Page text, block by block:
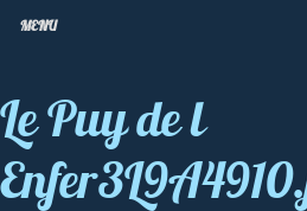
MENU
Le Puy de l